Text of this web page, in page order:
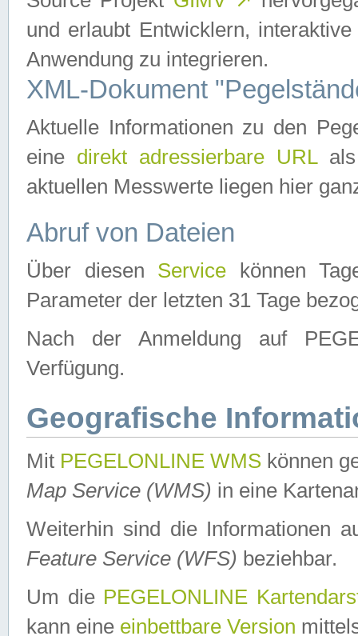
und erlaubt Entwicklern,
Anwendung zu integrieren.
XML-Dokument
Aktuelle Informationen zu den
eine direkt adressierbare URLals
aktuellen Messwerte liegen hier
Abruf von Dateien
Über diesen Service können
Parameter der letzten 31 Tage
Nach der Anmeldung auf
Verfügung.
Geografische
Mit PEGELONLINE WMS können
Map Service (WMS) in eine
Weiterhin sind die Informationen
Feature Service (WFS) beziehbar.
Um die PEGELONLINE
kann eine einbettbare Version